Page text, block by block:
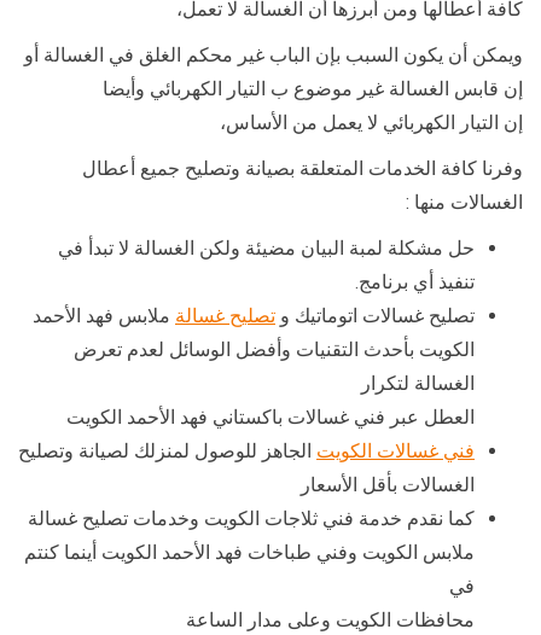
كافة أعطالها ومن أبرزها أن الغسالة لا تعمل،
ويمكن أن يكون السبب بإن الباب غير محكم الغلق في الغسالة أو
إن قابس الغسالة غير موضوع ب التيار الكهربائي وأيضا
إن التيار الكهربائي لا يعمل من الأساس،
وفرنا كافة الخدمات المتعلقة بصيانة وتصليح جميع أعطال
الغسالات منها :
حل مشكلة لمبة البيان مضيئة ولكن الغسالة لا تبدأ في
تنفيذ أي برنامج.
تصليح غسالات اتوماتيك و تصليح غسالة ملابس فهد الأحمد
الكويت بأحدث التقنيات وأفضل الوسائل لعدم تعرض
الغسالة لتكرار
العطل عبر فني غسالات باكستاني فهد الأحمد الكويت
فني غسالات الكويت الجاهز للوصول لمنزلك لصيانة وتصليح
الغسالات بأقل الأسعار
كما نقدم خدمة فني ثلاجات الكويت وخدمات تصليح غسالة
ملابس الكويت وفني طباخات فهد الأحمد الكويت أينما كنتم
في
محافظات الكويت وعلى مدار الساعة